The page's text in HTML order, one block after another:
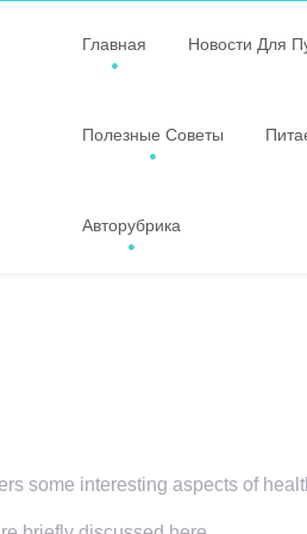
Главная Новости Для
Полезные Советы
Авторубрика
some interesting aspects of